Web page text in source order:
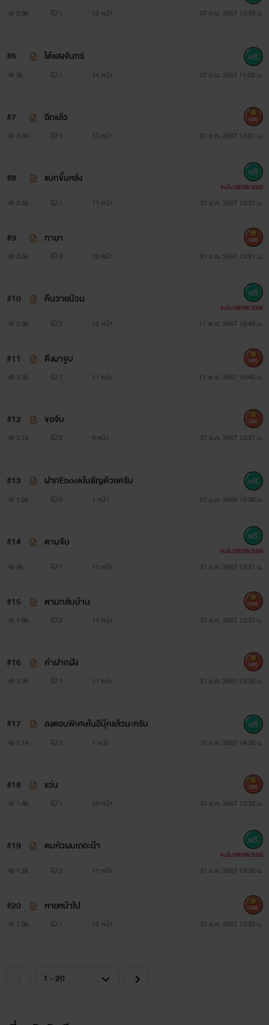
2.8k 1 12 หน้า 07 ก.ย. 2567 10:39 น.
#6 ใต้แสงจันทร์
3k 1 14 หน้า 07 ก.ย. 2567 11:03 น.
#7 อีกแล้ว
2.4k 1 13 หน้า 31 ธ.ค. 2567 13:31 น.
500
#8 แบกขึ้นหลัง
2.5k 1 11 หน้า 31 ธ.ค. 2567 13:31 น.
จบใน 08/08/2026
#9 ทายา
2.5k 3 12 หน้า 31 ธ.ค. 2567 13:31 น.
500
#10 คืนวายป่วน
2.3k 2 12 หน้า 11 พ.ย. 2567 16:40 น.
จบใน 08/08/2026
#11 ดึงมาจูบ
2.3k 1 11 หน้า 11 พ.ย. 2567 16:40 น.
500
#12 ขอจีบ
2.1k 2 9 หน้า 31 ธ.ค. 2567 13:31 น.
500
#13 ฝากEbookในธัญด้วยครับ
1.2k 0 1 หน้า 01 ม.ค. 2568 16:36 น.
#14 ตามจีบ
2k 1 11 หน้า 31 ธ.ค. 2567 13:31 น.
จบใน 08/08/2026
#15 ตามกลับบ้าน
1.9k 2 11 หน้า 31 ธ.ค. 2567 13:31 น.
500
#16 คำฝากฝัง
1.3k 1 11 หน้า 31 ธ.ค. 2567 13:32 น.
500
#17 ลงตอนพิเศษในอีบุ๊คแล้วนะครับ
1.1k 0 1 หน้า 15 ก.ย. 2567 14:32 น.
#18 แว่น
1.4k 1 10 หน้า 31 ธ.ค. 2567 13:32 น.
500
#19 ตบหัวผมเถอะน๊า
1.2k 2 11 หน้า 31 ธ.ค. 2567 13:32 น.
จบใน 08/08/2026
#20 หายหน้าไป
1.3k 1 12 หน้า 31 ธ.ค. 2567 13:32 น.
500